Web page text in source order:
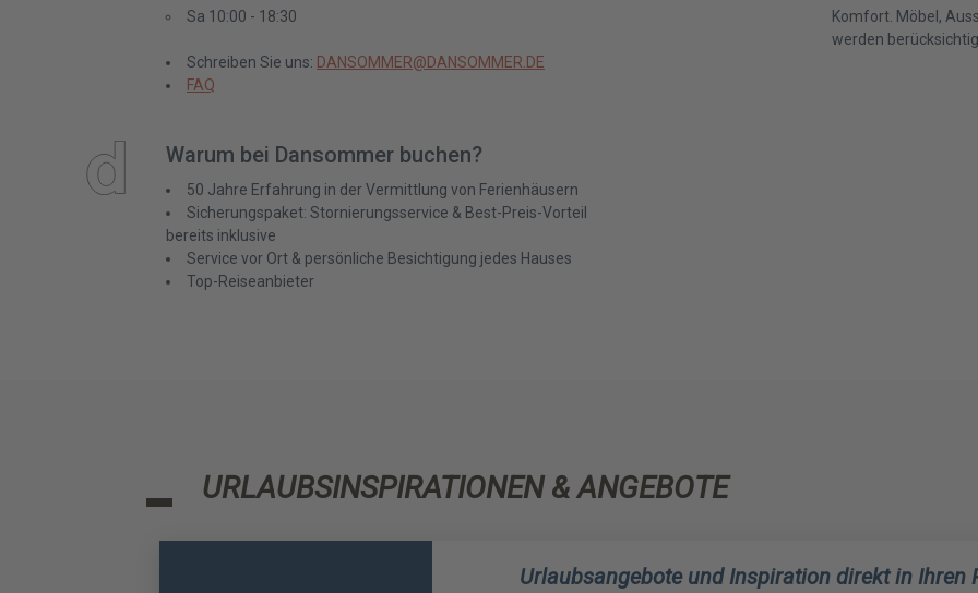
Stunden mit ihren Kindern
die relativ kurzen
Unternehmungen. Ein
Sa 10:00 - 18:30
Schreiben Sie uns: DANSOMMER@DANSOMMER.DE
FAQ
Warum bei Dansommer buchen?
50 Jahre Erfahrung in der Vermittlung von Ferienhäusern
Sicherungspaket: Stornierungsservice & Best-Preis-Vorteil
bereits inklusive
Service vor Ort & persönliche Besichtigung jedes Hauses
Top-Reiseanbieter
Komfort. Möbel,
werden
URLAUBSINSPIRATIONEN & ANGEBOTE
Urlaubsangebote und Inspiration direkt in Ihren